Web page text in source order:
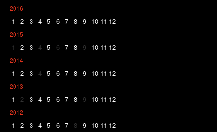
2016
1 2 3 4 5 6 7 8 9 10 11 12
2015
1 2 3 4 5 6 7 8 9 10 11 12
2014
1 2 3 4 5 6 7 8 9 10 11 12
2013
1 2 3 4 5 6 7 8 9 10 11 12
2012
1 2 3 4 5 6 7 8 9 10 11 12